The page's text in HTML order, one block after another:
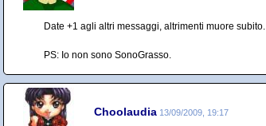
Date +1 agli altri messaggi, altrimenti muore subito.
PS: Io non sono SonoGrasso.
Choolaudia 13/09/2009, 19:17